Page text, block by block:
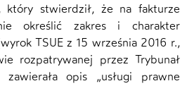
który stwierdził, że na fakturze
określić zakres i charakter
TSUE z 15 września 2016 r.,
rozpatrywanej przez Trybunał
zawierała opis „usługi prawne